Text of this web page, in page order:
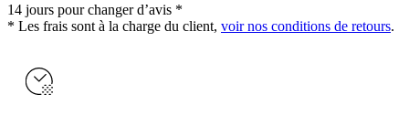
14 jours pour changer d’avis *
* Les frais sont à la charge du client, voir nos conditions de retours.